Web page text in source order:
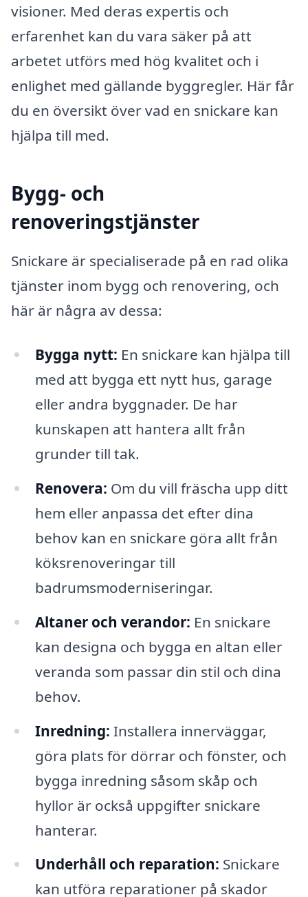
visioner. Med deras expertis och
erfarenhet kan du vara säker på att
arbetet utförs med hög kvalitet och i
enlighet med gällande byggregler. Här får
du en översikt över vad en snickare kan
hjälpa till med.
Bygg- och
renoveringstjänster
Snickare är specialiserade på en rad olika
tjänster inom bygg och renovering, och
här är några av dessa:
Bygga nytt: En snickare kan hjälpa till
med att bygga ett nytt hus, garage
eller andra byggnader. De har
kunskapen att hantera allt från
grunder till tak.
Renovera: Om du vill fräscha upp ditt
hem eller anpassa det efter dina
behov kan en snickare göra allt från
köksrenoveringar till
badrumsmoderniseringar.
Altaner och verandor: En snickare
kan designa och bygga en altan eller
veranda som passar din stil och dina
behov.
Inredning: Installera innerväggar,
göra plats för dörrar och fönster, och
bygga inredning såsom skåp och
hyllor är också uppgifter snickare
hanterar.
Underhåll och reparation: Snickare
kan utföra reparationer på skador